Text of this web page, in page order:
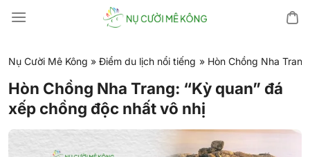
đến
dung
Nụ Cười Mê Kông » Điểm du lịch nổi tiếng » Hòn Chồng Nha
Hòn Chồng Nha Trang: “Kỳ quan” đá
xếp chồng độc nhất vô nhị